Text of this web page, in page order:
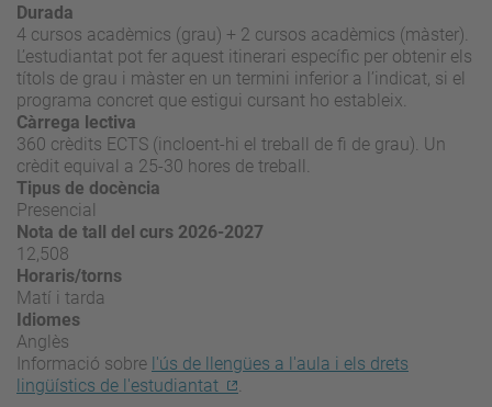
Durada
4 cursos acadèmics (grau) + 2 cursos acadèmics (màster).
L’estudiantat pot fer aquest itinerari específic per obtenir els
títols de grau i màster en un termini inferior a l’indicat, si el
programa concret que estigui cursant ho estableix.
Càrrega lectiva
360 crèdits ECTS (incloent-hi el treball de fi de grau). Un
crèdit equival a 25-30 hores de treball.
Tipus de docència
Presencial
Nota de tall del curs 2026-2027
12,508
Horaris/torns
Matí i tarda
Idiomes
Anglès
Informació sobre l'ús de llengües a l'aula i els drets
lingüístics de l'estudiantat
.